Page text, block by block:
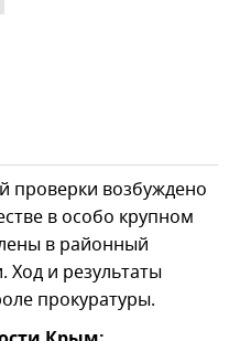
проверки возбуждено
в особо крупном
в районный
Ход и результаты
прокуратуры.